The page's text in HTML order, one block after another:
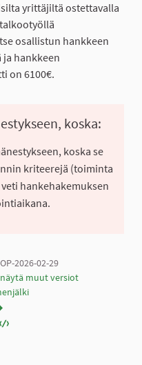
yrittäjiltä ostettavalla
osallistun hankkeen
hankkeen
on 6100€.
koska:
koska se
kriteerejä (toiminta
hankehakemuksen
2026-02-29
näytä muut versiot